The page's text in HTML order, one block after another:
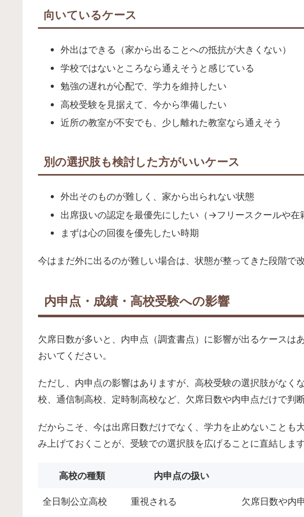
向いているケース
外出はできる（家から出ることへの抵抗が大きくない）
学校ではないところなら通えそうと感じている
勉強の遅れが心配で、学力を維持したい
高校受験を見据えて、今から準備したい
近所の教室が不安でも、少し離れた教室なら通えそう
別の選択肢も検討した方がいいケース
外出そのものが難しく、家から出られない状態
出席扱いの認定を最優先にしたい（→フリースクールや在
まずは心の回復を優先したい時期
今はまだ外に出るのが難しい場合は、状態が整ってきた段階で
内申点・成績・高校受験への影響
欠席日数が多いと、内申点（調査書点）に影響が出るケースは
おいてください。
ただし、内申点の影響はありますが、高校受験の選択肢がなく
校、通信制高校、定時制高校など、欠席日数や内申点だけで判
だからこそ、今は出席日数だけでなく、学力を止めないことも
み上げておくことが、受験での選択肢を広げることに直結します
高校の種類 内申点の扱い
全日制公立高校 重視される 欠席日数や内